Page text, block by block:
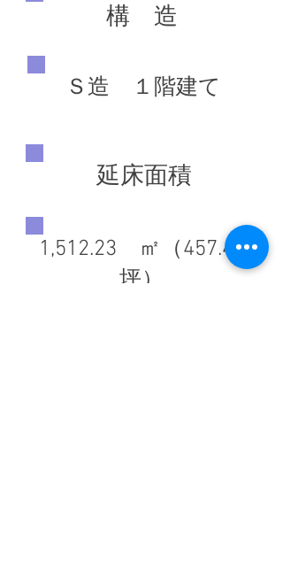
構 造
Ｓ造 １階建て
延床面積
1,512.23 ㎡（457.44
坪）